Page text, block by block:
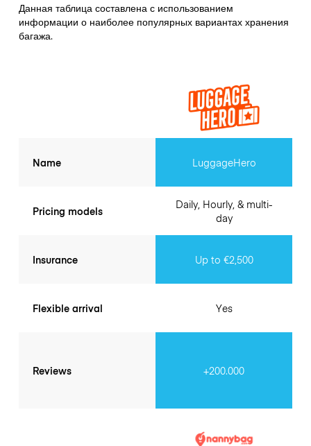
Данная таблица составлена с использованием
информации о наиболее популярных вариантах хранения
багажа.
Name
Pricing models
Insurance
Flexible arrival
Reviews
LuggageHero
Daily, Hourly, & multi-
day
Up to €2,500
Yes
+200.000